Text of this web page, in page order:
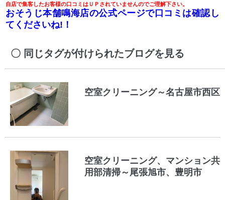
自店で集客したお客様の口コミはＵＰされていませんのでご理解下さい。
おそうじ本舗鳴海店の公式ページで口コミは確認し
てくださいね!！
同じタグが付けられたブログを見る
空室クリーニング～名古屋市西区
空室クリーニング、マンション共
用部清掃～尾張旭市、豊明市